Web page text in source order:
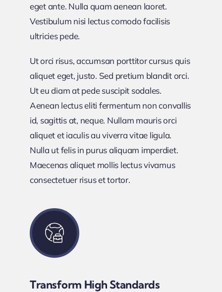
eget ante. Nulla quam aenean laoret.
Vestibulum nisi lectus comodo facilisis
ultricies pede.
Ut orci risus, accumsan porttitor cursus quis
aliquet eget, justo. Sed pretium blandit orci.
Ut eu diam at pede suscipit sodales.
Aenean lectus eliti fermentum non convallis
id, sagittis at, neque. Nullam mauris orci
aliquet et iaculis au viverra vitae ligula.
Nulla ut felis in purus aliquam imperdiet.
Maecenas aliquet mollis lectus vivamus
consectetuer risus et tortor.
Transform High Standards